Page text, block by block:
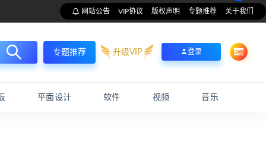
网站公告 VIP协议 版权声明 专题推荐 关于我们
专题推荐 升级VIP 登录
平面设计 软件 视频 音乐